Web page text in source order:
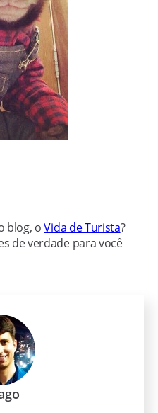
blog, oVida de Turista?
de verdade para você